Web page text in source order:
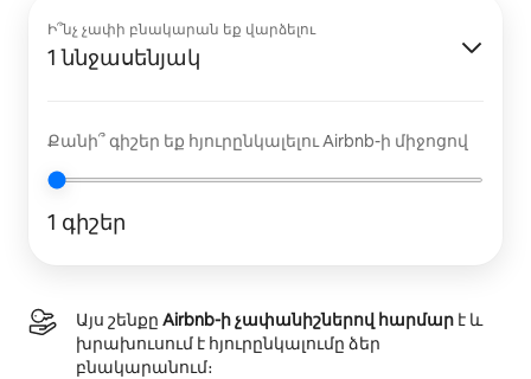
Ի՞նչ չափի բնակարան եք վարձելու
1 ննջասենյակ
Քանի՞ գիշեր եք հյուրընկալելու Airbnb-ի միջոցով
1 գիշեր
Այս շենքը Airbnb-ի չափանիշներով հարմար է և
խրախուսում է հյուրընկալումը ձեր
բնակարանում։